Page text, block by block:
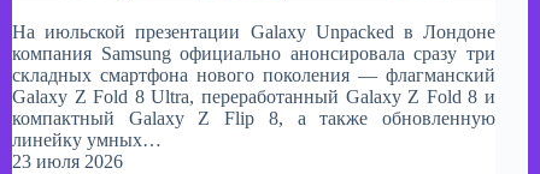
​На июльской презентации Galaxy Unpacked в Лондоне
компания Samsung официально анонсировала сразу три
складных смартфона нового поколения — флагманский
Galaxy Z Fold 8 Ultra, переработанный Galaxy Z Fold 8 и
компактный Galaxy Z Flip 8, а также обновленную
линейку умных…
23 июля 2026